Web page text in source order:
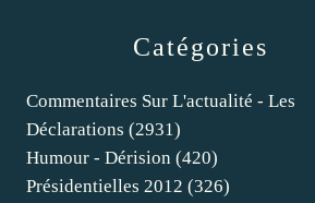
Catégories
Commentaires Sur L'actualité - Les
Déclarations (2931)
Humour - Dérision (420)
Présidentielles 2012 (326)